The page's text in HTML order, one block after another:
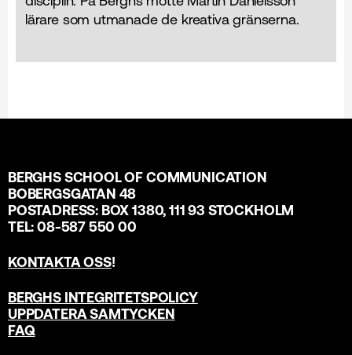
lärare som utmanade de kreativa gränserna.
BERGHS SCHOOL OF COMMUNICATION
BOBERGSGATAN 48
POSTADRESS: BOX 1380, 111 93 STOCKHOLM
TEL: 08-587 550 00
KONTAKTA OSS!
BERGHS INTEGRITETSPOLICY
UPPDATERA SAMTYCKEN
FAQ